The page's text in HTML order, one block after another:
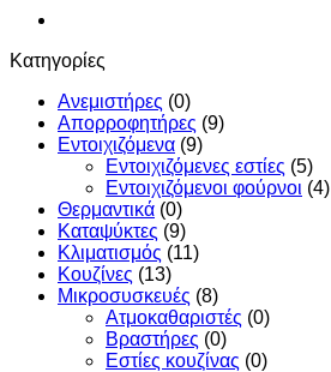
Κατηγορίες
Ανεμιστήρες (0)
Απορροφητήρες (9)
Εντoιχιζόμενα (9)
Εντοιχιζόμενες εστίες (5)
Εντοιχιζόμενοι φούρνοι (4)
Θερμαντικά (0)
Καταψύκτες (9)
Κλιματισμός (11)
Κουζίνες (13)
Μικροσυσκευές (8)
Ατμοκαθαριστές (0)
Βραστήρες (0)
Εστίες κουζίνας (0)